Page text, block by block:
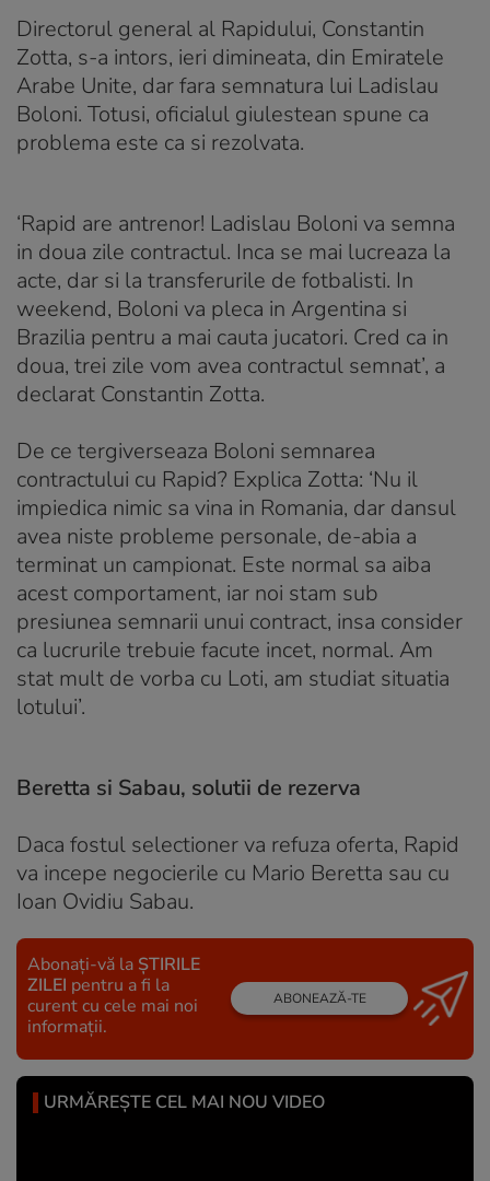
Directorul general al Rapidului, Constantin
Zotta, s-a intors, ieri dimineata, din Emiratele
Arabe Unite, dar fara semnatura lui Ladislau
Boloni. Totusi, oficialul giulestean spune ca
problema este ca si rezolvata.
‘Rapid are antrenor! Ladislau Boloni va semna
in doua zile contractul. Inca se mai lucreaza la
acte, dar si la transferurile de fotbalisti. In
weekend, Boloni va pleca in Argentina si
Brazilia pentru a mai cauta jucatori. Cred ca in
doua, trei zile vom avea contractul semnat’, a
declarat Constantin Zotta.
De ce tergiverseaza Boloni semnarea
contractului cu Rapid? Explica Zotta: ‘Nu il
impiedica nimic sa vina in Romania, dar dansul
avea niste probleme personale, de-abia a
terminat un campionat. Este normal sa aiba
acest comportament, iar noi stam sub
presiunea semnarii unui contract, insa consider
ca lucrurile trebuie facute incet, normal. Am
stat mult de vorba cu Loti, am studiat situatia
lotului’.
Beretta si Sabau, solutii de rezerva
Daca fostul selectioner va refuza oferta, Rapid
va incepe negocierile cu Mario Beretta sau cu
Ioan Ovidiu Sabau.
Abonați-vă la ȘTIRILE
ZILEI pentru a fi la
curent cu cele mai noi
informații.
ABONEAZĂ-TE
URMĂREȘTE CEL MAI NOU VIDEO